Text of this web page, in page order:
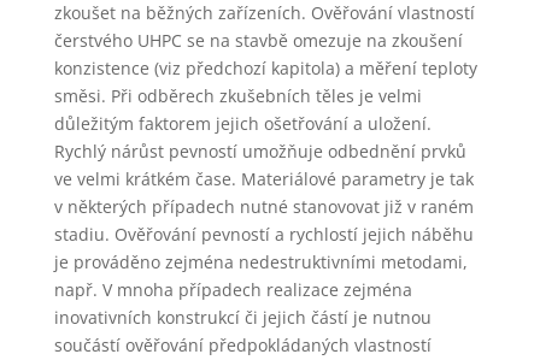
zkoušet na běžných zařízeních. Ověřování vlastností
čerstvého UHPC se na stavbě omezuje na zkoušení
konzistence (viz předchozí kapitola) a měření teploty
směsi. Při odběrech zkušebních těles je velmi
důležitým faktorem jejich ošetřování a uložení.
Rychlý nárůst pevností umožňuje odbednění prvků
ve velmi krátkém čase. Materiálové parametry je tak
v některých případech nutné stanovovat již v raném
stadiu. Ověřování pevností a rychlostí jejich náběhu
je prováděno zejména nedestruktivními metodami,
např. V mnoha případech realizace zejména
inovativních konstrukcí či jejich částí je nutnou
součástí ověřování předpokládaných vlastností